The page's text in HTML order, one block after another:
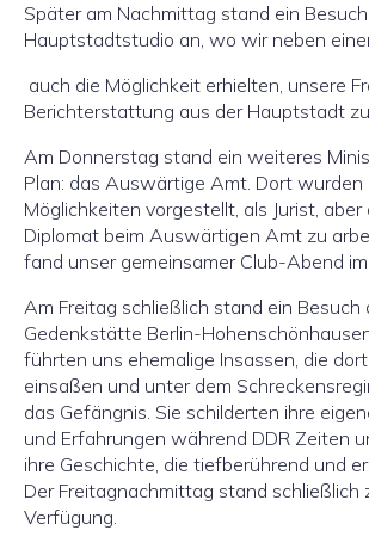
Später am Nachmittag stand ein
Hauptstadtstudio an, wo wir neben
auch die Möglichkeit erhielten, unsere
Berichterstattung aus der Hauptstadt
Am Donnerstag stand ein weiteres
Plan: das Auswärtige Amt. Dort wurden
Möglichkeiten vorgestellt, als Jurist, aber
Diplomat beim Auswärtigen Amt zu
fand unser gemeinsamer Club-Abend
Am Freitag schließlich stand ein Besuch
Gedenkstätte Berlin-
führten uns ehemalige Insassen, die
einsaßen und unter dem
das Gefängnis. Sie schilderten ihre
und Erfahrungen während DDR Zeiten
ihre Geschichte, die tiefberührend und
Der Freitagnachmittag stand schließlich
Verfügung.